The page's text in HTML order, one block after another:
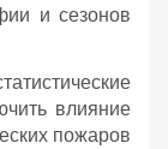
и сезонов
влияние
пожаров